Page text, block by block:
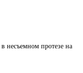
несъемном протезе на